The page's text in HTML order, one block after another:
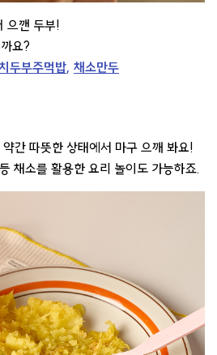
으깬 두부!
요?
두부주먹밥, 채소만두
간 따뜻한 상태에서 마구 으깨 봐요!
채소를 활용한 요리 놀이도 가능하죠.